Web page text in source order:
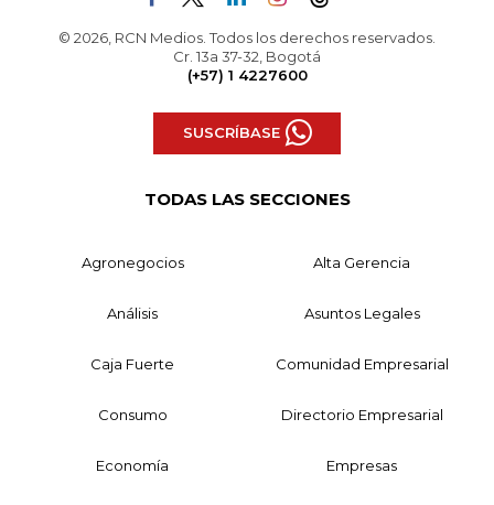
© 2026, RCN Medios. Todos los derechos reservados.
Cr. 13a 37-32, Bogotá
(+57) 1 4227600
SUSCRÍBASE
TODAS LAS SECCIONES
Agronegocios Alta Gerencia
Análisis Asuntos Legales
Caja Fuerte Comunidad Empresarial
Consumo Directorio Empresarial
Economía Empresas